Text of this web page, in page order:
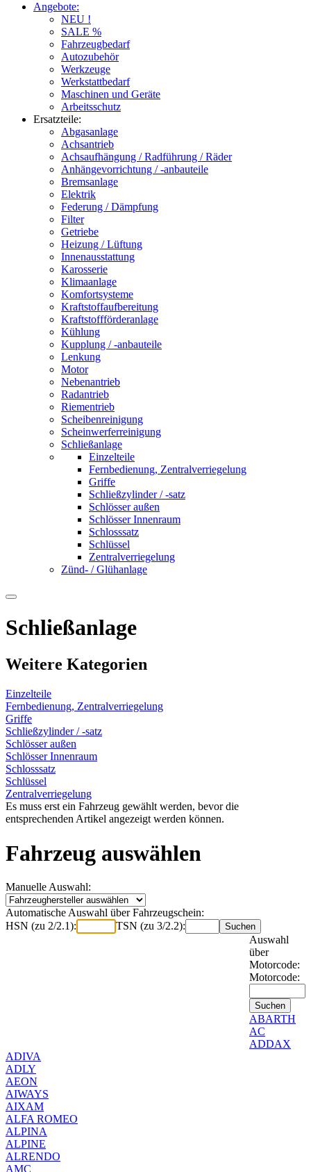
Angebote:
NEU !
SALE %
Fahrzeugbedarf
Autozubehör
Werkzeuge
Werkstattbedarf
Maschinen und Geräte
Arbeitsschutz
Ersatzteile:
Abgasanlage
Achsantrieb
Achsaufhängung / Radführung / Räder
Anhängevorrichtung / -anbauteile
Bremsanlage
Elektrik
Federung / Dämpfung
Filter
Getriebe
Heizung / Lüftung
Innenausstattung
Karosserie
Klimaanlage
Komfortsysteme
Kraftstoffaufbereitung
Kraftstoffförderanlage
Kühlung
Kupplung / -anbauteile
Lenkung
Motor
Nebenantrieb
Radantrieb
Riementrieb
Scheibenreinigung
Scheinwerferreinigung
Schließanlage
Einzelteile
Fernbedienung, Zentralverriegelung
Griffe
Schließzylinder / -satz
Schlösser außen
Schlösser Innenraum
Schlosssatz
Schlüssel
Zentralverriegelung
Zünd- / Glühanlage
Schließanlage
Weitere Kategorien
Einzelteile
Fernbedienung, Zentralverriegelung
Griffe
Schließzylinder / -satz
Schlösser außen
Schlösser Innenraum
Schlosssatz
Schlüssel
Zentralverriegelung
Es muss erst ein Fahrzeug gewählt werden, bevor die
entsprechenden Artikel angezeigt werden können.
Fahrzeug auswählen
Manuelle Auswahl:
Automatische Auswahl über Fahrzeugschein:
HSN (zu 2/2.1):
TSN (zu 3/2.2):
Auswahl
über
Motorcode:
Motorcode:
ABARTH
AC
ADDAX
ADIVA
ADLY
AEON
AIWAYS
AIXAM
ALFA ROMEO
ALPINA
ALPINE
ALRENDO
AMC